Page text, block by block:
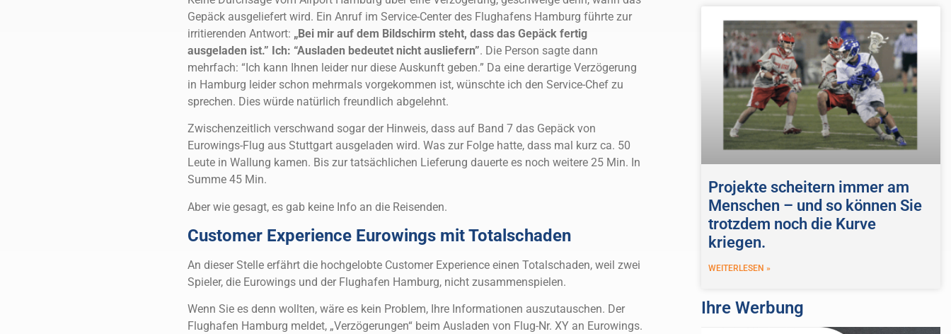
Gepäck ausgeliefert wird. Ein Anruf im Service-Center des Flughafens Hamburg führte zur
irritierenden Antwort: „Bei mir auf dem Bildschirm steht, dass das Gepäck fertig
ausgeladen ist.” Ich: “Ausladen bedeutet nicht ausliefern”. Die Person sagte dann
mehrfach: “Ich kann Ihnen leider nur diese Auskunft geben.” Da eine derartige Verzögerung
in Hamburg leider schon mehrmals vorgekommen ist, wünschte ich den Service-Chef zu
sprechen. Dies würde natürlich freundlich abgelehnt.
Zwischenzeitlich verschwand sogar der Hinweis, dass auf Band 7 das Gepäck von
Eurowings-Flug aus Stuttgart ausgeladen wird. Was zur Folge hatte, dass mal kurz ca. 50
Leute in Wallung kamen. Bis zur tatsächlichen Lieferung dauerte es noch weitere 25 Min. In
Summe 45 Min.
Aber wie gesagt, es gab keine Info an die Reisenden.
Customer Experience Eurowings mit Totalschaden
An dieser Stelle erfährt die hochgelobte Customer Experience einen Totalschaden, weil zwei
Spieler, die Eurowings und der Flughafen Hamburg, nicht zusammenspielen.
Wenn Sie es denn wollten, wäre es kein Problem, Ihre Informationen auszutauschen. Der
Flughafen Hamburg meldet, „Verzögerungen“ beim Ausladen von Flug-Nr. XY an Eurowings.
Projekte scheitern immer am
Menschen – und so können Sie
trotzdem noch die Kurve
kriegen.
WEITERLESEN »
Ihre Werbung